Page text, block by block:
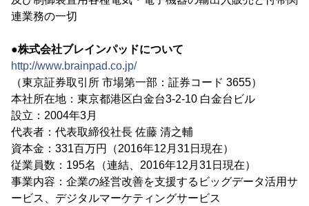
連業務の一切
●株式会社ブレインパッドについて
http://www.brainpad.co.jp/
（東京証券取引所 市場第一部：証券コード 3655）
本社所在地：東京都港区白金台3-2-10 白金台ビル
設立：2004年3月
代表者：代表取締役社長 佐藤 清之輔
資本金：331百万円（2016年12月31日現在）
従業員数：195名（連結、2016年12月31日現在）
事業内容：企業の経営改善を支援するビッグデータ活用サ
ービス、デジタルマーケティングサービス